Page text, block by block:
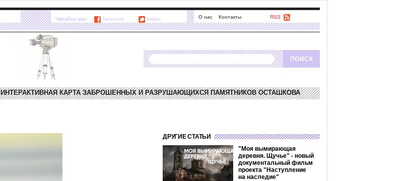
О нас Контакты RSS
Читайте нас: facebook twitter
ИНТЕРАКТИВНАЯ КАРТА ЗАБРОШЕННЫХ И РАЗРУШАЮЩИХСЯ ПАМЯТНИКОВ ОСТАШКОВА
ДРУГИЕ СТАТЬИ
"Моя вымирающая
деревня. Щучье" - новый
документальный фильм
проекта "Наступление
на наследие"